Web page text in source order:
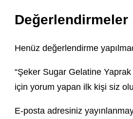
Değerlendirmeler
Henüz değerlendirme
“Şeker Sugar Gelatine
için yorum yapan ilk kişi siz
E-posta adresiniz